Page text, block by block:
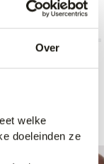
Over
welke
doeleinden ze
Vanguard Polo